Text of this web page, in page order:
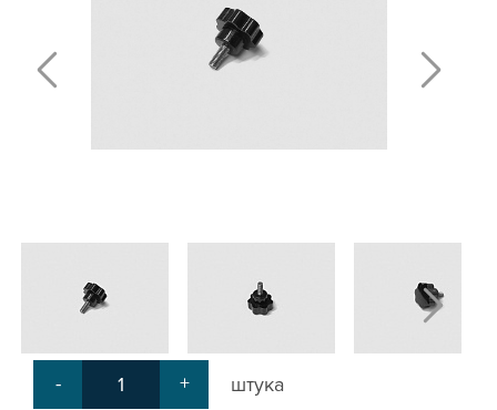
СИСТЕМА ТРУБНАЯ МОДУЛЬНАЯ
СИСТЕМА ТРУБНАЯ КОНСТРУКЦИОННАЯ
ВНУТРЕННИЕ УГЛОВЫЕ СОЕДИНИТЕЛИ
АДДИТИВНЫЕ ТОВАРЫ
ОБЩЕСТРОИТЕЛЬНЫЙ ПРОФИЛЬ
ЛИНЕЙНЫЕ СОЕДИНИТЕЛИ
ПАРАЛЛЕЛЬНЫЕ СОЕДИНИТЕЛИ
ПРОМЫШЛЕННАЯ МЕБЕЛЬ
- + штука